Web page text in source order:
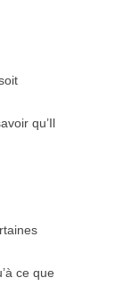
qu’Il
ce que